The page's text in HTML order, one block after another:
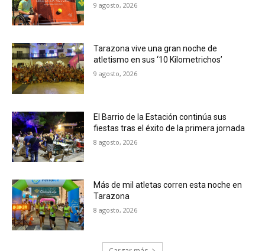
9 agosto, 2026
Tarazona vive una gran noche de
atletismo en sus ‘10 Kilometrichos’
9 agosto, 2026
El Barrio de la Estación continúa sus
fiestas tras el éxito de la primera jornada
8 agosto, 2026
Más de mil atletas corren esta noche en
Tarazona
8 agosto, 2026